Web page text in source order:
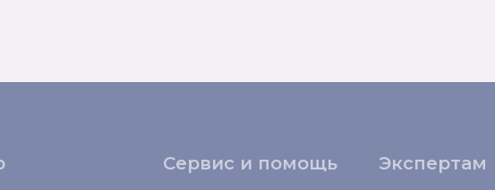
Сервис и помощь Экспертам